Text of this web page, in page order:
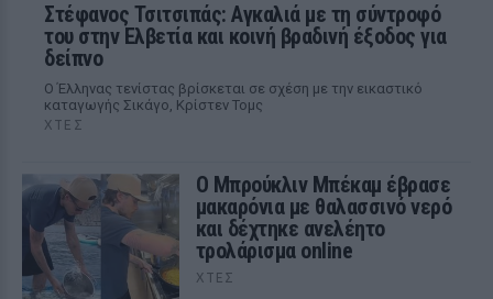
Στέφανος Τσιτσιπάς: Αγκαλιά με τη σύντροφό
του στην Ελβετία και κοινή βραδινή έξοδος για
δείπνο
Ο Έλληνας τενίστας βρίσκεται σε σχέση με την εικαστικό
καταγωγής Σικάγο, Κρίστεν Τομς
ΧΤΕΣ
Ο Μπρούκλιν Μπέκαμ έβρασε
μακαρόνια με θαλασσινό νερό
και δέχτηκε ανελέητο
τρολάρισμα online
ΧΤΕΣ